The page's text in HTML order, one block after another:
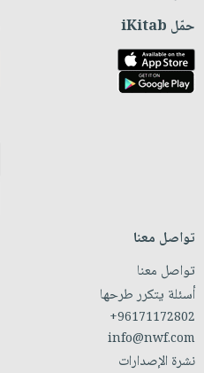
حمّل iKitab
تواصل معنا
تواصل معنا
أسئلة يتكرر طرحها
+96171172802
info@nwf.com
نشرة الإصدارات